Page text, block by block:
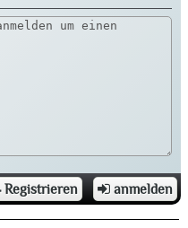
Registrieren anmelden